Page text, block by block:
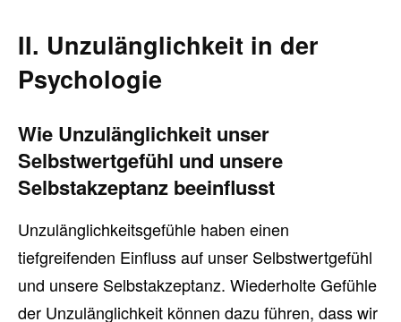
II. Unzulänglichkeit in der
Psychologie
Wie Unzulänglichkeit unser
Selbstwertgefühl und unsere
Selbstakzeptanz beeinflusst
Unzulänglichkeitsgefühle haben einen
tiefgreifenden Einfluss auf unser Selbstwertgefühl
und unsere Selbstakzeptanz. Wiederholte Gefühle
der Unzulänglichkeit können dazu führen, dass wir